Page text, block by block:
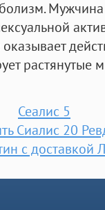
Сеалис 5
Сиалис 20
с доставкой